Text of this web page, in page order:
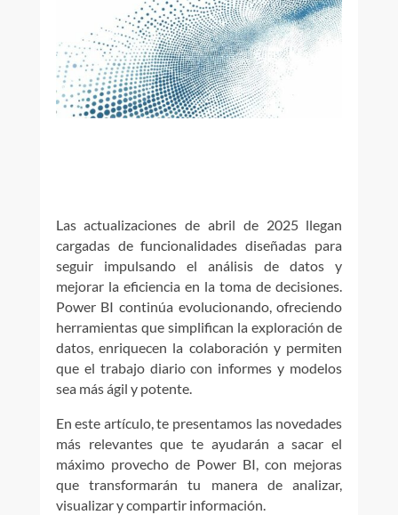
Las actualizaciones de abril de 2025 llegan
cargadas de funcionalidades diseñadas para
seguir impulsando el análisis de datos y
mejorar la eficiencia en la toma de decisiones.
Power BI continúa evolucionando, ofreciendo
herramientas que simplifican la exploración de
datos, enriquecen la colaboración y permiten
que el trabajo diario con informes y modelos
sea más ágil y potente.
En este artículo, te presentamos las novedades
más relevantes que te ayudarán a sacar el
máximo provecho de Power BI, con mejoras
que transformarán tu manera de analizar,
visualizar y compartir información.